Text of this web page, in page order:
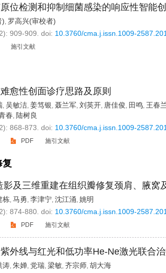
位检测和抑制细菌感染的响应性智能
), 罗高兴(审校者)
909-909. doi: 10.3760/cma.j.issn.1009-
施引文献
愈性创面诊疗思路及原则
, 吴敏洁, 姜笃银, 聂兰军, 刘英开, 唐佳俊, 田鸣, 王春
春, 陆树良
868-873. doi: 10.3760/cma.j.issn.1009-
PDF 施引文献
复
影及三维重建在组织瓣修复颈肩、腋窝
栋, 马勇, 李津宁, 沈江涌, 姚明
874-880. doi: 10.3760/cma.j.issn.1009-
PDF 施引文献
外线与红光和低功率He-Ne激光联合
涛, 朱婵, 党瑞, 梁敏, 齐宗师, 胡大海